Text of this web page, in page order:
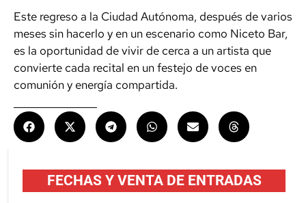
Este regreso a la Ciudad Autónoma, después de varios
meses sin hacerlo y en un escenario como Niceto Bar,
es la oportunidad de vivir de cerca a un artista que
convierte cada recital en un festejo de voces en
comunión y energía compartida.
FECHAS Y VENTA DE ENTRADAS